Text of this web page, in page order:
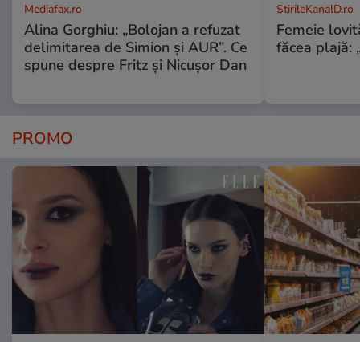
Mediafax.ro
Alina Gorghiu: „Bolojan a refuzat
delimitarea de Simion și AUR”. Ce
spune despre Fritz și Nicușor Dan
StirileKanalD.ro
Femeie
făcea plajă:
PROMO